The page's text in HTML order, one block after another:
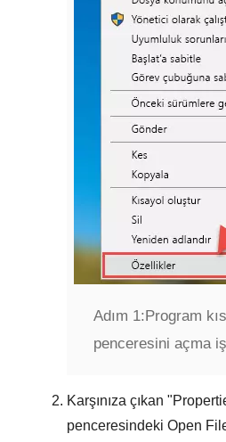
Adım 1:Program
penceresini açma
Karşınıza çıkan "
penceresindeki Open